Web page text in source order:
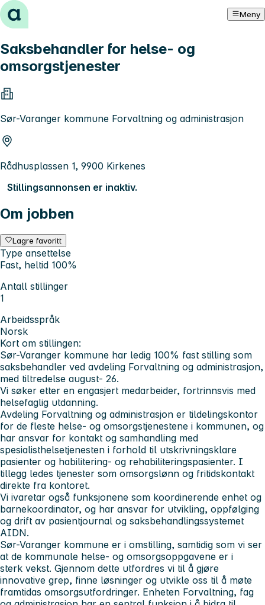
Hopp til innhold Meny
Saksbehandler for helse- og
omsorgstjenester
Sør-Varanger kommune Forvaltning og administrasjon
Rådhusplassen 1, 9900 Kirkenes
Stillingsannonsen er inaktiv.
Om jobben
Lagre favoritt
Type ansettelse
Fast, heltid 100%
Antall stillinger
1
Arbeidsspråk
Norsk
Kort om stillingen:
Sør-Varanger kommune har ledig 100% fast stilling som
saksbehandler ved avdeling Forvaltning og administrasjon,
med tiltredelse august- 26.
Vi søker etter en engasjert medarbeider, fortrinnsvis med
helsefaglig utdanning.
Avdeling Forvaltning og administrasjon er tildelingskontor
for de fleste helse- og omsorgstjenestene i kommunen, og
har ansvar for kontakt og samhandling med
spesialisthelsetjenesten i forhold til utskrivningsklare
pasienter og habilitering- og rehabiliteringspasienter. I
tillegg ledes tjenester som omsorgslønn og fritidskontakt
direkte fra kontoret.
Vi ivaretar også funksjonene som koordinerende enhet og
barnekoordinator, og har ansvar for utvikling, oppfølging
og drift av pasientjournal og saksbehandlingssystemet
AIDN.
Sør-Varanger kommune er i omstilling, samtidig som vi ser
at de kommunale helse- og omsorgsoppgavene er i
sterk vekst. Gjennom dette utfordres vi til å gjøre
innovative grep, finne løsninger og utvikle oss til å møte
framtidas omsorgsutfordringer. Enheten Forvaltning, fag